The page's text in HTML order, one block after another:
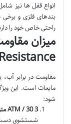
انواع قفل ها نیز
بندهای فلزی و
راحتی خاص خود را
مقاومت در برابر
شود:
3 ATM / 30 متر:
شستشوی